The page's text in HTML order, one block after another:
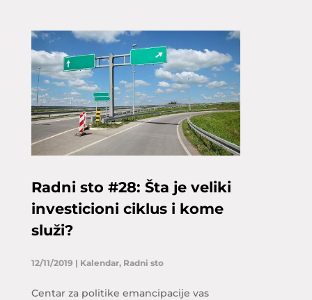
Radni sto #28: Šta je veliki
investicioni ciklus i kome
služi?
12/11/2019 | Kalendar, Radni sto
Centar za politike emancipacije vas